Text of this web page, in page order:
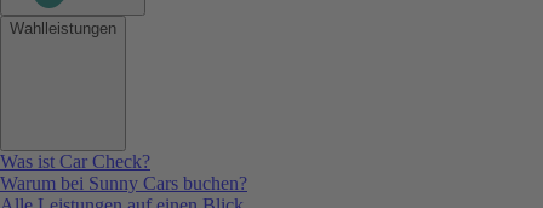
Wahlleistungen
Was ist Car Check?
Warum bei Sunny Cars buchen?